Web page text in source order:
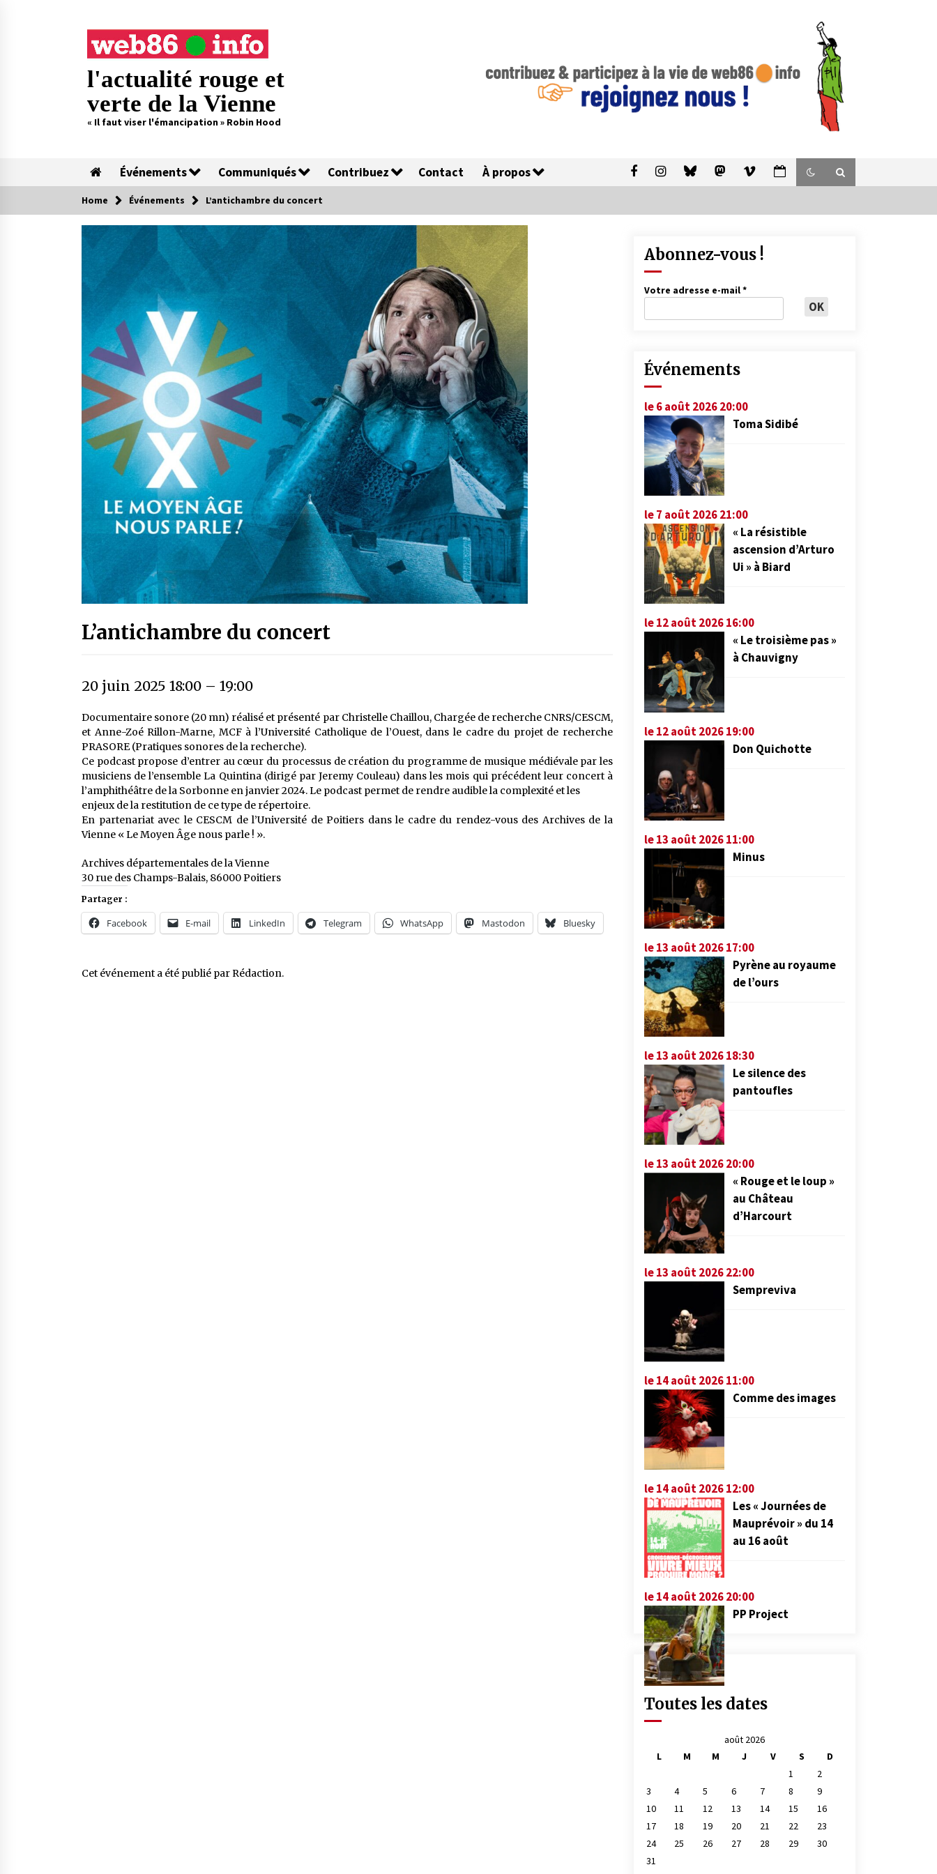
l'actualité rouge et
verte de la Vienne
« Il faut viser l'émancipation » Robin Hood
Événements Communiqués Contribuez Contact À propos
Home Événements L’antichambre du concert
L’antichambre du concert
20 juin 2025 18:00 – 19:00
Documentaire sonore (20 mn) réalisé et présenté par Christelle Chaillou, Chargée de recherche CNRS/CESCM,
et Anne-Zoé Rillon-Marne, MCF à l’Université Catholique de l’Ouest, dans le cadre du projet de recherche
PRASORE (Pratiques sonores de la recherche).
Ce podcast propose d’entrer au cœur du processus de création du programme de musique médiévale par les
musiciens de l’ensemble La Quintina (dirigé par Jeremy Couleau) dans les mois qui précédent leur concert à
l’amphithéâtre de la Sorbonne en janvier 2024. Le podcast permet de rendre audible la complexité et les
enjeux de la restitution de ce type de répertoire.
En partenariat avec le CESCM de l’Université de Poitiers dans le cadre du rendez-vous des Archives de la
Vienne « Le Moyen Âge nous parle ! ».
Archives départementales de la Vienne
30 rue des Champs-Balais, 86000 Poitiers
Partager :
Facebook E-mail LinkedIn Telegram WhatsApp Mastodon Bluesky
Cet événement a été publié par Rédaction.
Abonnez-vous !
Votre adresse e-mail*
Événements
le 6 août 2026 20:00
Toma Sidibé
le 7 août 2026 21:00
« La résistible
ascension d’Arturo
Ui » à Biard
le 12 août 2026 16:00
« Le troisième pas »
à Chauvigny
le 12 août 2026 19:00
Don Quichotte
le 13 août 2026 11:00
Minus
le 13 août 2026 17:00
Pyrène au royaume
de l’ours
le 13 août 2026 18:30
Le silence des
pantoufles
le 13 août 2026 20:00
« Rouge et le loup »
au Château
d’Harcourt
le 13 août 2026 22:00
Sempreviva
le 14 août 2026 11:00
Comme des images
le 14 août 2026 12:00
Les « Journées de
Mauprévoir » du 14
au 16 août
le 14 août 2026 20:00
PP Project
Toutes les dates
août 2026
L
M M J V S
D
1
2
3
4 5 6 7 8
9
10
11 12 13 14 15
16
17
18 19 20 21 22
23
24
25 26 27 28 29
30
31